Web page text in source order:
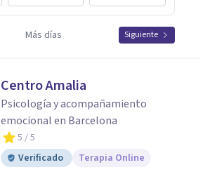
Más días Siguiente
Centro Amalia
Psicología y acompañamiento
emocional en Barcelona
5 / 5
Verificado
Terapia Online